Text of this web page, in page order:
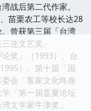
后第二代作家。
苗栗农工等校长达28
曾获第三届「台湾
连文艺奖」
奖」（1993）、台
）、第十届「国
会「客家文化终身
「第一届盖夏论坛
文学家牛津奖」